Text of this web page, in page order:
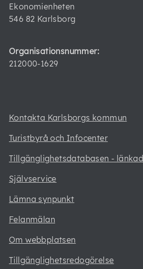
Ekonomienheten
546 82 Karlsborg
Organisationsnummer:
212000-1629
Kontakta Karlsborgs kommun
Turistbyrå och Infocenter
Tillgänglighetsdatabasen - länkad
Självservice
Lämna synpunkt
Felanmälan
Om webbplatsen
Tillgänglighetsredogörelse